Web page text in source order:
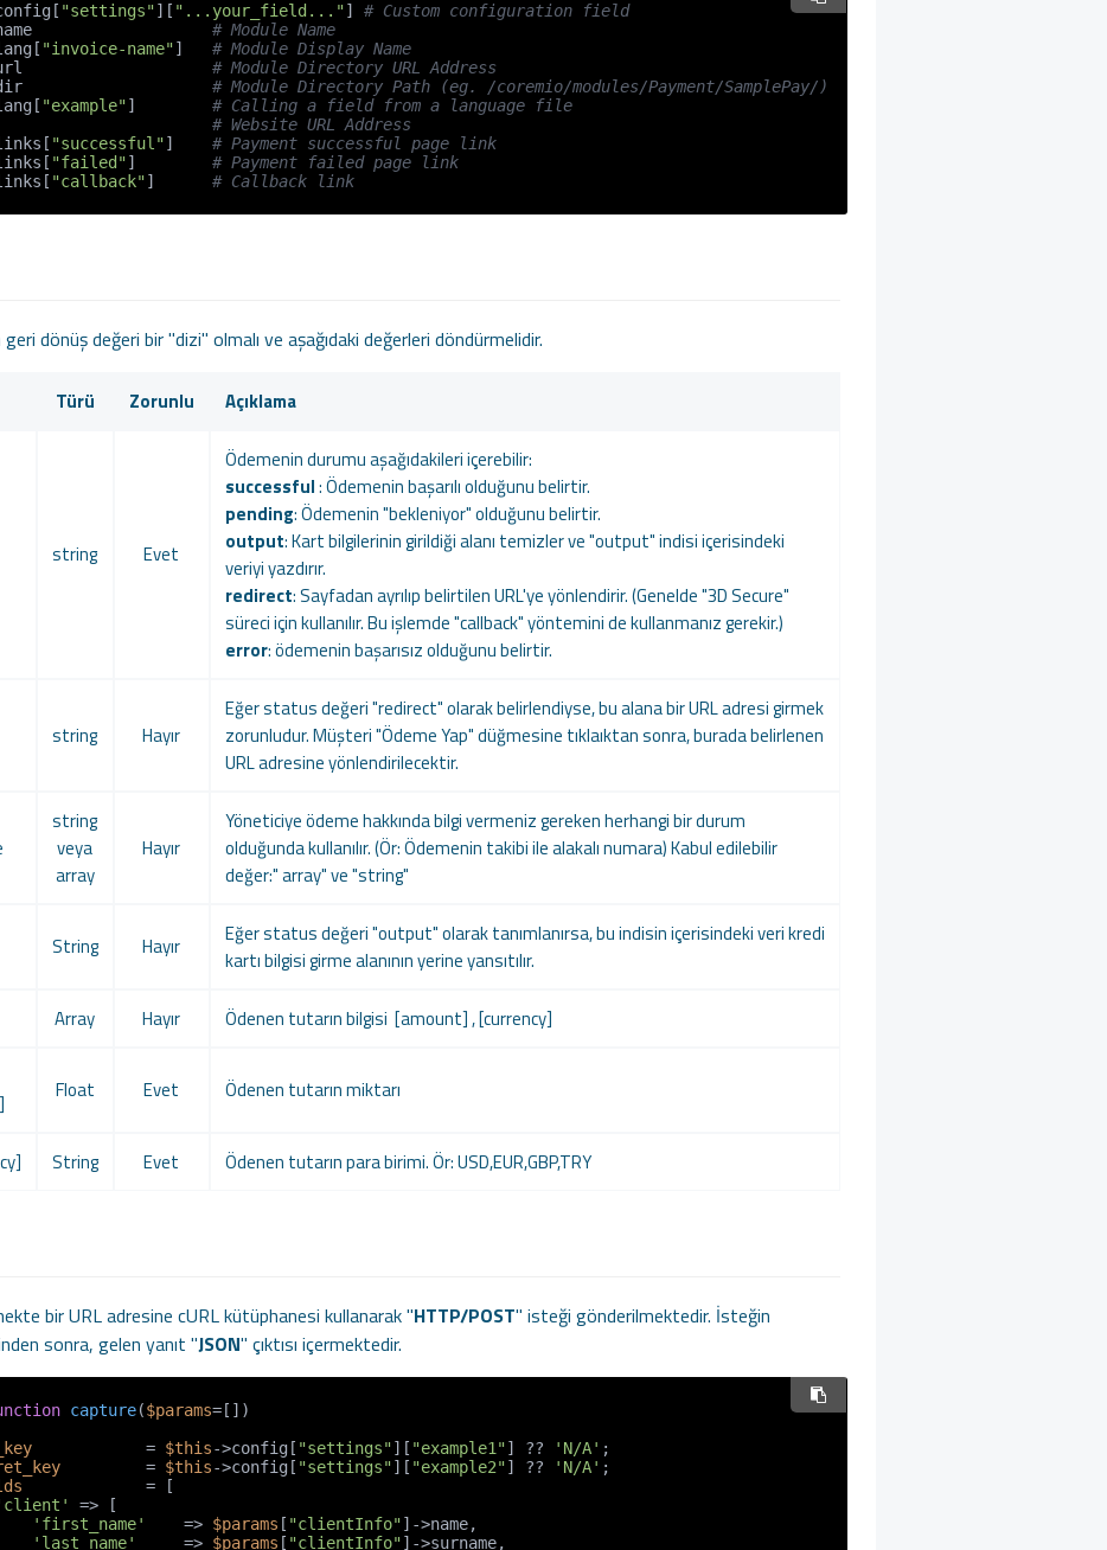
"settings"][ "...your_field..."] # Custom configuration field
# Module Name
"invoice-name"] # Module Display Name
>url # Module Directory URL Address
>dir # Module Directory Path (eg. /coremio/modules/Payment/SamplePay/)
"example"] # Calling a field from a language file
# Website URL Address
"successful"] # Payment successful page link
"failed"] # Payment failed page link
"callback"] # Callback link
dönüş değeri bir "dizi" olmalı ve aşağıdaki değerleri döndürmelidir.
Türü Zorunlu Açıklama
string Evet
Ödemenin durumu aşağıdakileri içerebilir:
successful: Ödemenin başarılı olduğunu belirtir.
pending: Ödemenin "bekleniyor" olduğunu belirtir.
output: Kart bilgilerinin girildiği alanı temizler ve "output" indisi içerisindeki
veriyi yazdırır.
redirect: Sayfadan ayrılıp belirtilen URL'ye yönlendirir. (Genelde "3D Secure"
süreci için kullanılır. Bu işlemde "callback" yöntemini de kullanmanız gerekir.)
error: ödemenin başarısız olduğunu belirtir.
string Hayır
Eğer status değeri "redirect" olarak belirlendiyse, bu alana bir URL adresi girmek
zorunludur. Müşteri "Ödeme Yap" düğmesine tıklaıktan sonra, burada belirlenen
URL adresine yönlendirilecektir.
string
veya
array
Hayır
Yöneticiye ödeme hakkında bilgi vermeniz gereken herhangi bir durum
olduğunda kullanılır. (Ör: Ödemenin takibi ile alakalı numara) Kabul edilebilir
değer:" array" ve "string"
String Hayır
Eğer status değeri "output" olarak tanımlanırsa, bu indisin içerisindeki veri kredi
kartı bilgisi girme alanının yerine yansıtılır.
Array Hayır Ödenen tutarın bilgisi [amount] , [currency]
Float Evet Ödenen tutarın miktarı
String Evet Ödenen tutarın para birimi. Ör: USD,EUR,GBP,TRY
bir URL adresine cURL kütüphanesi kullanarak "HTTP/POST" isteği gönderilmektedir. İsteğin
sonra, gelen yanıt "JSON" çıktısı içermektedir.
capture($params=[]
            =
$this->config[ "settings"][ "example1"] ?? 'N/A' ;
         =
$this->config[ "settings"][ "example2"] ?? 'N/A' ;
             = [
=> [
'first_name'
    =>
$params [ "clientInfo"]->name,
'last_name'
     =>
$params [ "clientInfo"]->surname,